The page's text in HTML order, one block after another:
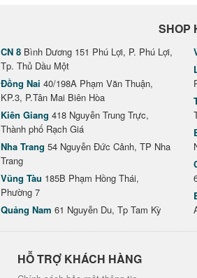
SHOP
CN 8 Bình Dương 151 Phú Lợi, P. Phú Lợi,
Tp. Thủ Dầu Một
Đồng Nai 40/198A Phạm Văn Thuận,
KP.3, P.Tân Mai Biên Hòa
Kiên Giang 418 Nguyễn Trung Trực,
Thành phố Rạch Giá
Nha Trang 54 Nguyễn Đức Cảnh, TP Nha
Trang
Vũng Tàu 185B Phạm Hồng Thái,
Phường 7
Quảng Nam 61 Nguyễn Du, Tp Tam Kỳ
HỖ TRỢ KHÁCH HÀNG